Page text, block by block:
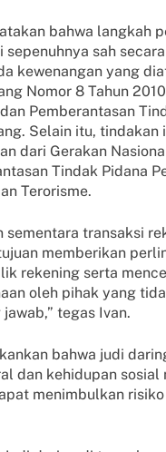
bahwa langkah
sepenuhnya sah
kewenangan yang
Nomor 8 Tahun
Pemberantasan
Selain itu, tindakan
dari Gerakan
Tindak Pidana
Terorisme.
sementara transaksi
memberikan
rekening serta
oleh pihak yang
tegas Ivan.
bahwa judi
dan kehidupan sosial
menimbulkan risiko